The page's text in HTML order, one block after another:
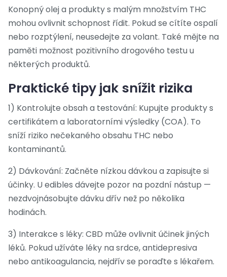
Konopný olej a produkty s malým množstvím THC
mohou ovlivnit schopnost řídit. Pokud se cítíte ospalí
nebo rozptýlení, neusedejte za volant. Také mějte na
paměti možnost pozitivního drogového testu u
některých produktů.
Praktické tipy jak snížit rizika
1) Kontrolujte obsah a testování: Kupujte produkty s
certifikátem a laboratorními výsledky (COA). To
sníží riziko nečekaného obsahu THC nebo
kontaminantů.
2) Dávkování: Začněte nízkou dávkou a zapisujte si
účinky. U edibles dávejte pozor na pozdní nástup —
nezdvojnásobujte dávku dřív než po několika
hodinách.
3) Interakce s léky: CBD může ovlivnit účinek jiných
léků. Pokud užíváte léky na srdce, antidepresiva
nebo antikoagulancia, nejdřív se poraďte s lékařem.